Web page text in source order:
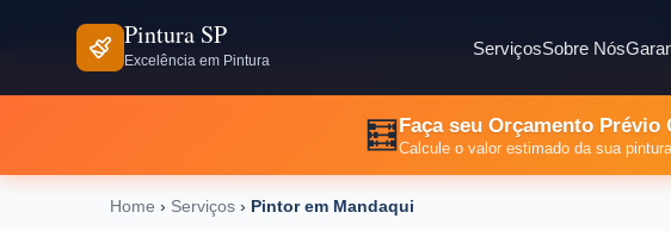
⏰ Seg - Sex: 8h às 18h | Sáb: 8h às 12h
Pintura SP
Excelência em Pintura
ServiçosSobre Nós
🧮 Faça seu Orçamento Prévio
Calcule o valor estimado da sua
Home › Serviços › Pintor em Mandaqui